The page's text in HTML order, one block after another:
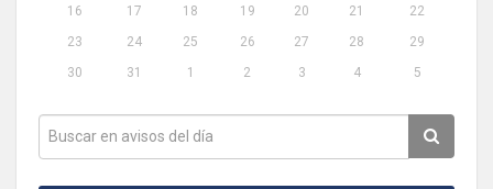
16
17 18 19 20 21
22
23
24 25 26 27 28
29
30
31 1 2 3 4 5